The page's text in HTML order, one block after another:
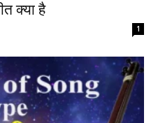
क्या है
1